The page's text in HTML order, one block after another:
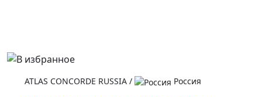
ATLAS CONCORDE RUSSIA / Россия